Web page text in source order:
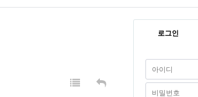
로그인